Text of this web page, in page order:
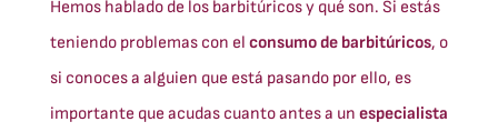
Hemos hablado de los barbitúricos y qué son. Si estás
teniendo problemas con el consumo de barbitúricos, o
si conoces a alguien que está pasando por ello, es
importante que acudas cuanto antes a un especialista